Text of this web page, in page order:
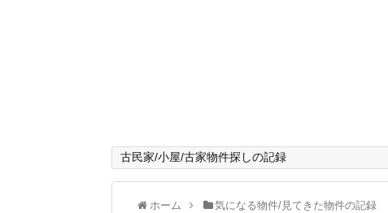
古民家/小屋/古家物件探しの記録
ホーム 気になる物件/見てきた物件の記録